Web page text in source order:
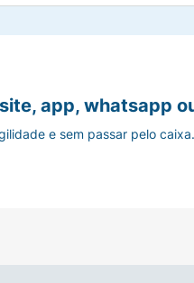
Completa:Repõe a
Combate a
Maciez:Resultado de
app, whatsapp
e sem passar pelo caixa.